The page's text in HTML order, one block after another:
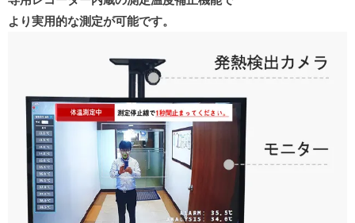
より実用的な測定が可能です。